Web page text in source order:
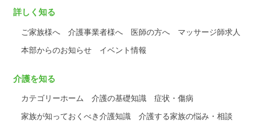
詳しく知る
ご家族様へ 介護事業者様へ 医師の方へ
マッサージ師求人
本部からのお知らせ
イベント情報
介護を知る
カテゴリーホーム 介護の基礎知識
症状・傷病
家族が知っておくべき介護知識
介護する家族の悩み・相談